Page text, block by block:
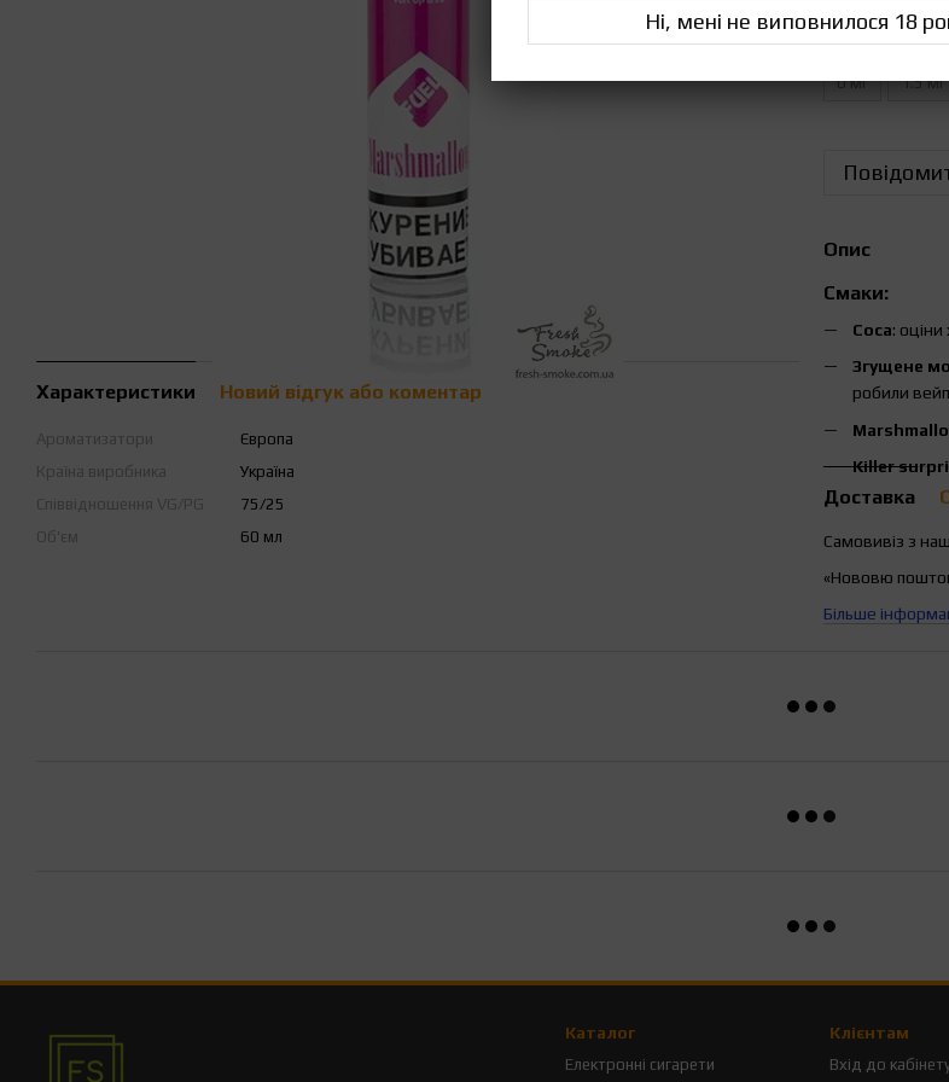
Характеристики Новий відгук або коментар
Ароматизатори
Європа
Країна виробника
Україна
Співвідношення VG/PG
75/25
Об'єм
60 мл
Міцність
0 мг 1.5 мг
Опис
Смаки:
Coca:
Згущене
робили
Killer
Доставка
Самовивіз з
«Нововю
Більше
Каталог
Електронні сигарети
Клієнтам
Вхід до
Ні, мені не виповнилося 18